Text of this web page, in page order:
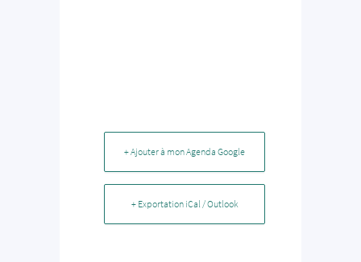
+ Ajouter à mon Agenda Google
+ Exportation iCal / Outlook